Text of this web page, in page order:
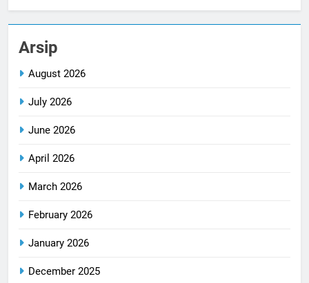
Arsip
August 2026
July 2026
June 2026
April 2026
March 2026
February 2026
January 2026
December 2025